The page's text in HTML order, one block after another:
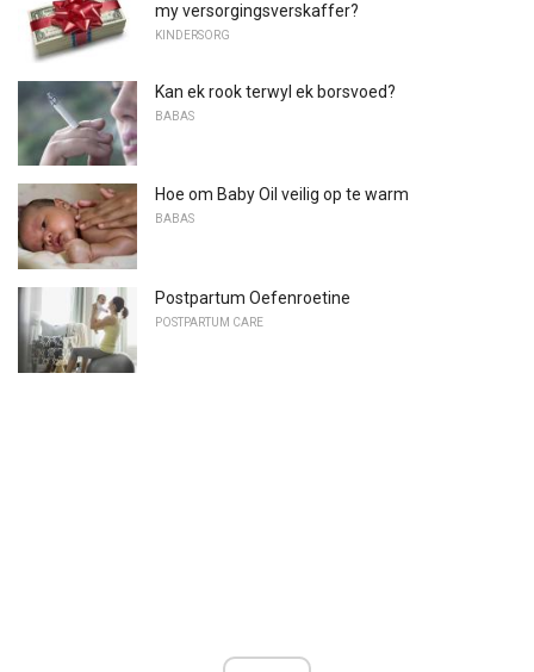
my versorgingsverskaffer?
KINDERSORG
Kan ek rook terwyl ek borsvoed?
BABAS
Hoe om Baby Oil veilig op te warm
BABAS
Postpartum Oefenroetine
POSTPARTUM CARE